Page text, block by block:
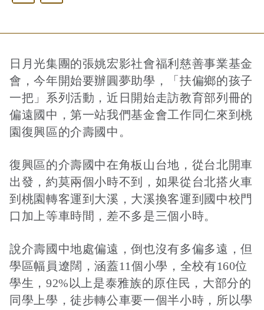
全球華文學生文學獎-永續日月特別獎
慈善同樂會
農田水利
港灣建設
水力電能
公共給水
鐵道交通
最新動態
關於我們
關於我們
成果年報
工作報告及財務報表
接受及支付捐補助名冊
文章搜尋
日月光集團的張姚宏影社會福利慈善事業基金
會，今年開始要辦圓夢助學，「扶偏鄉的孩子
一把」系列活動，近日開始走訪教育部列冊的
偏遠國中，第一站我們基金會工作同仁來到桃
園復興區的介壽國中。
復興區的介壽國中在角板山台地，從台北開車
出發，約莫兩個小時不到，如果從台北搭火車
到桃園轉客運到大溪，大溪換客運到國中校門
口加上等車時間，差不多是三個小時。
說介壽國中地處偏遠，倒也沒有多偏多遠，但
學區幅員遼闊，涵蓋11個小學，全校有160位
學生，92%以上是泰雅族的原住民，大部分的
同學上學，徒步轉公車要一個半小時，所以學